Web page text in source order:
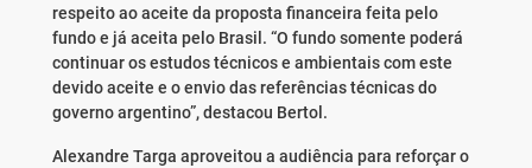
respeito ao aceite da proposta financeira feita pelo
fundo e já aceita pelo Brasil. “O fundo somente poderá
continuar os estudos técnicos e ambientais com este
devido aceite e o envio das referências técnicas do
governo argentino”, destacou Bertol.
Alexandre Targa aproveitou a audiência para reforçar o